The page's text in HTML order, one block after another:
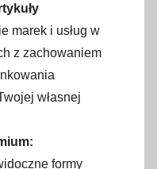
marek i usług w
z zachowaniem
własnej
formy